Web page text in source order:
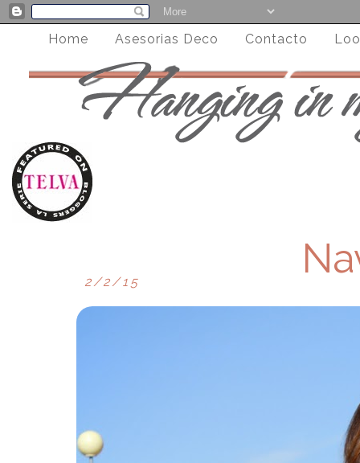
Home Asesorias Deco Contacto
2/2/15